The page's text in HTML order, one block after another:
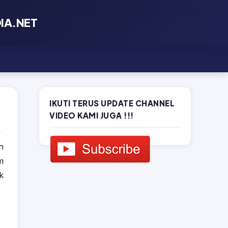
IKUTI TERUS UPDATE CHANNEL
VIDEO KAMI JUGA !!!